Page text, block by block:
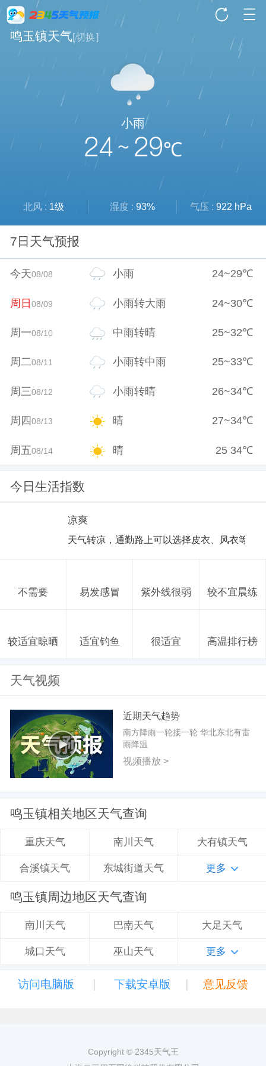
鸣玉镇天气[切换]
小雨
24 ~ 29℃
北风 : 1级 湿度 : 93% 气压 : 922 hPa
7日天气预报
今天08/08 小雨 24~29℃
周日08/09 小雨转大雨 24~30℃
周一08/10 中雨转晴 25~32℃
周二08/11 小雨转中雨 25~33℃
周三08/12 小雨转晴 26~34℃
周四08/13 晴 27~34℃
周五08/14 晴 25 34℃
今日生活指数
凉爽
天气转凉，通勤路上可以选择皮衣、风衣等防
不需要 易发感冒 紫外线很弱 较不宜晨练
较适宜晾晒 适宜钓鱼 很适宜 高温排行榜
天气视频
近期天气趋势
南方降雨一轮接一轮 华北东北有雷
雨降温
视频播放 >
鸣玉镇相关地区天气查询
重庆天气 南川天气 大有镇天气
合溪镇天气 东城街道天气 更多
鸣玉镇周边地区天气查询
南川天气 巴南天气 大足天气
城口天气 巫山天气 更多
访问电脑版 | 下载安卓版 | 意见反馈
Copyright © 2345天气王